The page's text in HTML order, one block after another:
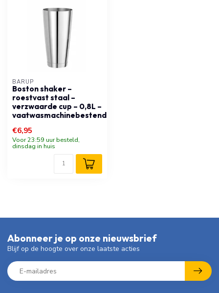
BARUP
Boston shaker –
roestvast staal –
verzwaarde cup – 0,8L –
vaatwasmachinebestendig
€6,95
Voor 23:59 uur besteld,
dinsdag in huis
Abonneer je op onze nieuwsbrief
Blijf op de hoogte over onze laatste acties